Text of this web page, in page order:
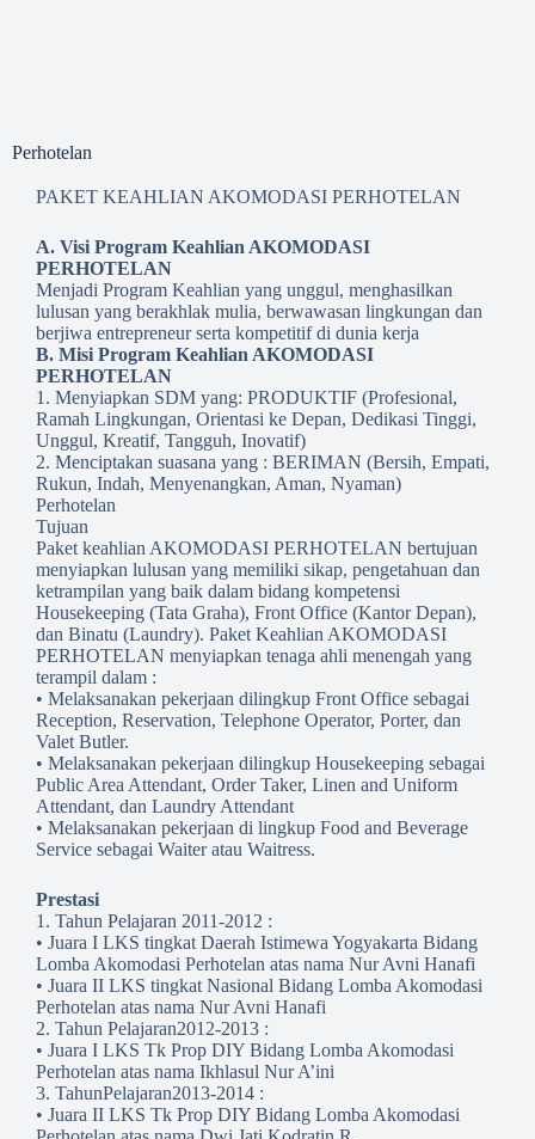
Perhotelan
PAKET KEAHLIAN AKOMODASI PERHOTELAN
A. Visi Program Keahlian AKOMODASI
PERHOTELAN
Menjadi Program Keahlian yang unggul, menghasilkan
lulusan yang berakhlak mulia, berwawasan lingkungan dan
berjiwa entrepreneur serta kompetitif di dunia kerja
B. Misi Program Keahlian AKOMODASI
PERHOTELAN
1. Menyiapkan SDM yang: PRODUKTIF (Profesional,
Ramah Lingkungan, Orientasi ke Depan, Dedikasi Tinggi,
Unggul, Kreatif, Tangguh, Inovatif)
2. Menciptakan suasana yang : BERIMAN (Bersih, Empati,
Rukun, Indah, Menyenangkan, Aman, Nyaman)
Perhotelan
Tujuan
Paket keahlian AKOMODASI PERHOTELAN bertujuan
menyiapkan lulusan yang memiliki sikap, pengetahuan dan
ketrampilan yang baik dalam bidang kompetensi
Housekeeping (Tata Graha), Front Office (Kantor Depan),
dan Binatu (Laundry). Paket Keahlian AKOMODASI
PERHOTELAN menyiapkan tenaga ahli menengah yang
terampil dalam :
• Melaksanakan pekerjaan dilingkup Front Office sebagai
Reception, Reservation, Telephone Operator, Porter, dan
Valet Butler.
• Melaksanakan pekerjaan dilingkup Housekeeping sebagai
Public Area Attendant, Order Taker, Linen and Uniform
Attendant, dan Laundry Attendant
• Melaksanakan pekerjaan di lingkup Food and Beverage
Service sebagai Waiter atau Waitress.
Prestasi
1. Tahun Pelajaran 2011-2012 :
• Juara I LKS tingkat Daerah Istimewa Yogyakarta Bidang
Lomba Akomodasi Perhotelan atas nama Nur Avni Hanafi
• Juara II LKS tingkat Nasional Bidang Lomba Akomodasi
Perhotelan atas nama Nur Avni Hanafi
2. Tahun Pelajaran2012-2013 :
• Juara I LKS Tk Prop DIY Bidang Lomba Akomodasi
Perhotelan atas nama Ikhlasul Nur A’ini
3. TahunPelajaran2013-2014 :
• Juara II LKS Tk Prop DIY Bidang Lomba Akomodasi